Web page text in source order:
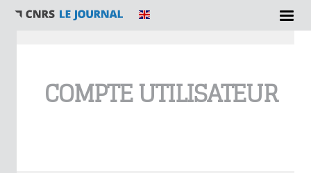
COMPTE UTILISATEUR